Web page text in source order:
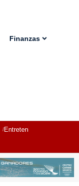
Finanzas
Entretenimiento